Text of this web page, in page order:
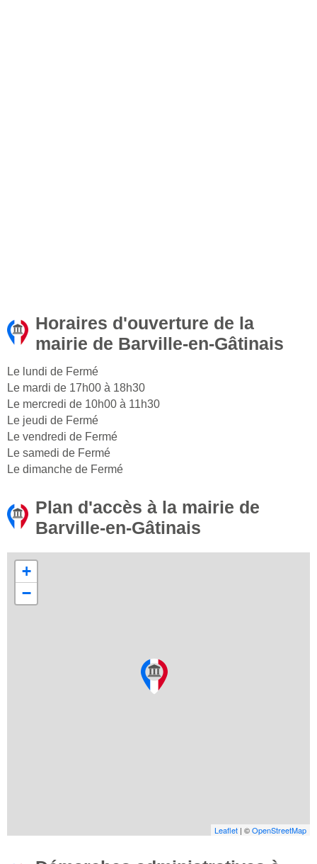
Horaires d'ouverture de la
mairie de Barville-en-Gâtinais
Le lundi de Fermé
Le mardi de 17h00 à 18h30
Le mercredi de 10h00 à 11h30
Le jeudi de Fermé
Le vendredi de Fermé
Le samedi de Fermé
Le dimanche de Fermé
Plan d'accès à la mairie de
Barville-en-Gâtinais
+
−
Leaflet | ©OpenStreetMap